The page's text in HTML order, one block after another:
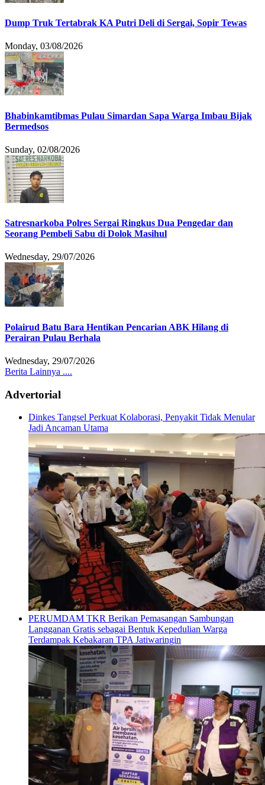
Dump Truk Tertabrak KA Putri Deli di Sergai, Sopir Tewas
Monday, 03/08/2026
Bhabinkamtibmas Pulau Simardan Sapa Warga Imbau Bijak
Bermedsos
Sunday, 02/08/2026
Satresnarkoba Polres Sergai Ringkus Dua Pengedar dan
Seorang Pembeli Sabu di Dolok Masihul
Wednesday, 29/07/2026
Polairud Batu Bara Hentikan Pencarian ABK Hilang di
Perairan Pulau Berhala
Wednesday, 29/07/2026
Berita Lainnya ....
Advertorial
Dinkes Tangsel Perkuat Kolaborasi, Penyakit Tidak Menular
Jadi Ancaman Utama
PERUMDAM TKR Berikan Pemasangan Sambungan
Langganan Gratis sebagai Bentuk Kepedulian Warga
Terdampak Kebakaran TPA Jatiwaringin